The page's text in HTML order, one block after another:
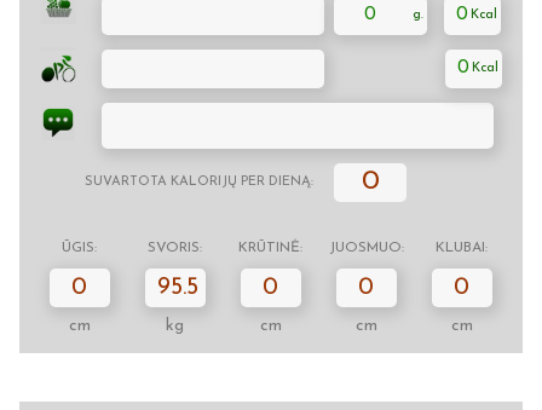
0 0
0
SUVARTOTA KALORIJŲ PER DIENĄ: 0
ŪGIS: SVORIS: KRŪTINĖ: JUOSMUO: KLUBAI:
0
cm
95.5
kg
0
cm
0
cm
0
cm